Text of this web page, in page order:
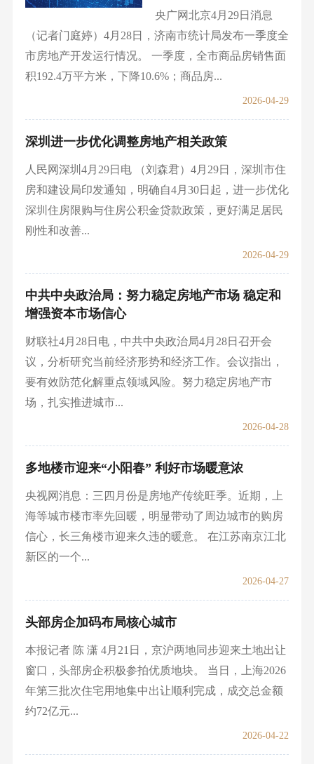
央广网北京4月29日消息
（记者门庭婷）4月28日，济南市统计局发布一季度全
市房地产开发运行情况。 一季度，全市商品房销售面
积192.4万平方米，下降10.6%；商品房...
2026-04-29
深圳进一步优化调整房地产相关政策
人民网深圳4月29日电 （刘森君）4月29日，深圳市住
房和建设局印发通知，明确自4月30日起，进一步优化
深圳住房限购与住房公积金贷款政策，更好满足居民
刚性和改善...
2026-04-29
中共中央政治局：努力稳定房地产市场 稳定和
增强资本市场信心
财联社4月28日电，中共中央政治局4月28日召开会
议，分析研究当前经济形势和经济工作。会议指出，
要有效防范化解重点领域风险。努力稳定房地产市
场，扎实推进城市...
2026-04-28
多地楼市迎来“小阳春” 利好市场暖意浓
央视网消息：三四月份是房地产传统旺季。近期，上
海等城市楼市率先回暖，明显带动了周边城市的购房
信心，长三角楼市迎来久违的暖意。 在江苏南京江北
新区的一个...
2026-04-27
头部房企加码布局核心城市
本报记者 陈 潇 4月21日，京沪两地同步迎来土地出让
窗口，头部房企积极参拍优质地块。 当日，上海2026
年第三批次住宅用地集中出让顺利完成，成交总金额
约72亿元...
2026-04-22